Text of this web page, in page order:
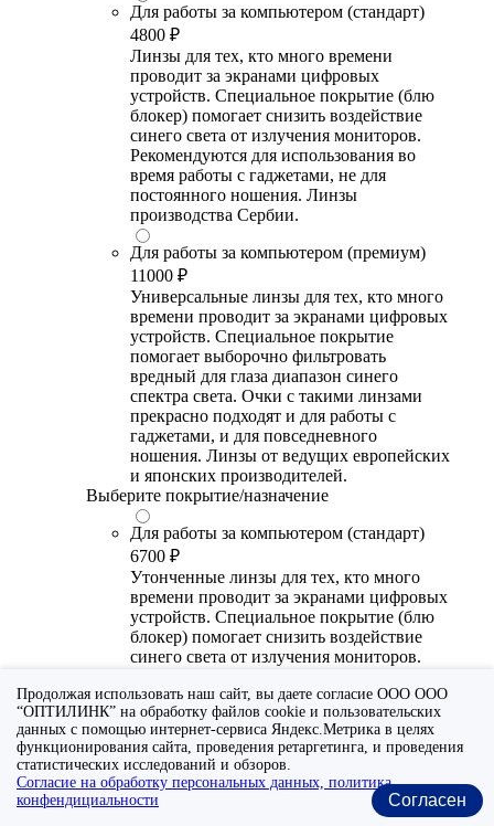
Для работы за компьютером (стандарт)
4800 ₽
Линзы для тех, кто много времени
проводит за экранами цифровых
устройств. Специальное покрытие (блю
блокер) помогает снизить воздействие
синего света от излучения мониторов.
Рекомендуются для использования во
время работы с гаджетами, не для
постоянного ношения. Линзы
производства Сербии.
Для работы за компьютером (премиум)
11000 ₽
Универсальные линзы для тех, кто много
времени проводит за экранами цифровых
устройств. Специальное покрытие
помогает выборочно фильтровать
вредный для глаза диапазон синего
спектра света. Очки с такими линзами
прекрасно подходят и для работы с
гаджетами, и для повседневного
ношения. Линзы от ведущих европейских
и японских производителей.
Выберите покрытие/назначение
Для работы за компьютером (стандарт)
6700 ₽
Утонченные линзы для тех, кто много
времени проводит за экранами цифровых
устройств. Специальное покрытие (блю
блокер) помогает снизить воздействие
синего света от излучения мониторов.
время работы с гаджетами, не для
постоянного ношения. Линзы
производства Сербии или Ю.-В. Азии.
Для работы за компьютером (премиум)
20300 ₽
Универсальные утонченные линзы для
Продолжая использовать наш сайт, вы даете согласие ООО ООО
“ОПТИЛИНК” на обработку файлов cookie и пользовательских
данных с помощью интернет-сервиса Яндекс.Метрика в целях
функционирования сайта, проведения ретаргетинга, и проведения
статистических исследований и обзоров.
Согласие на обработку персональных данных, политика
конфендициальности
Согласен